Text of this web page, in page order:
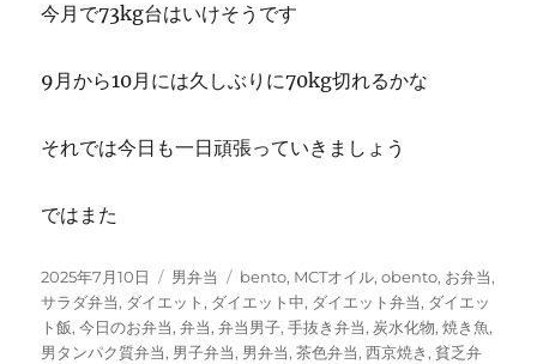
今月で73kg台はいけそうです
9月から10月には久しぶりに70kg切れるかな
それでは今日も一日頑張っていきましょう
ではまた
投
稿
日:
2025年7月10日
カ
テ
ゴ
リ
男弁当
タ
グ
bento, MCTオイル,obento, お弁当,
サラダ弁当, ダイエット, ダイエット中, ダイエット弁当, ダイエッ
ト飯,今日のお弁当,弁当,弁当男子,手抜き弁当,炭水化物,焼き魚,
男タンパク質弁当, 男子弁当, 男弁当,茶色弁当,西京焼き,貧乏弁